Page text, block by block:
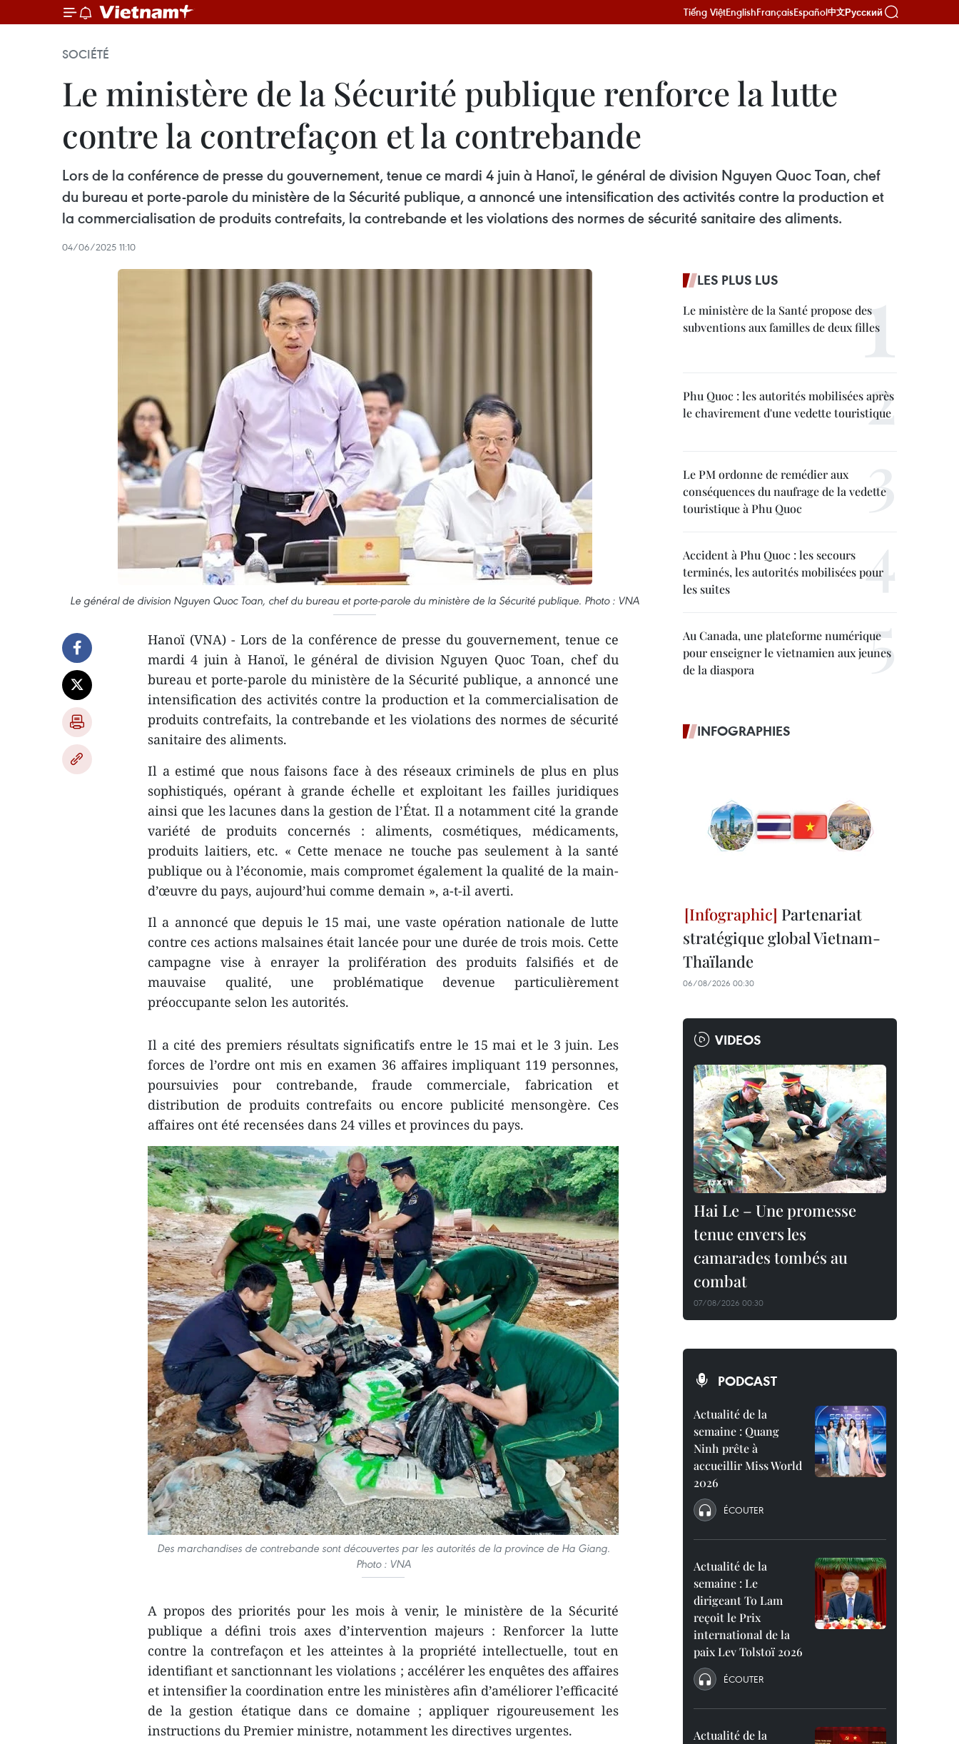
Tiếng ViệtEnglishFrançaisEspañol中文Русский
SOCIÉTÉ
Le ministère de la Sécurité publique renforce la lutte
contre la contrefaçon et la contrebande
Lors de la conférence de presse du gouvernement, tenue ce mardi 4 juin à Hanoï, le général de division Nguyen Quoc Toan, chef
du bureau et porte-parole du ministère de la Sécurité publique, a annoncé une intensification des activités contre la production et
la commercialisation de produits contrefaits, la contrebande et les violations des normes de sécurité sanitaire des aliments.
04/06/2025 11:10
Le général de division Nguyen Quoc Toan, chef du bureau et porte-parole du ministère de la Sécurité publique. Photo : VNA
Hanoï (VNA) - Lors de la conférence de presse du gouvernement, tenue ce
mardi 4 juin à Hanoï, le général de division Nguyen Quoc Toan, chef du
bureau et porte-parole du ministère de la Sécurité publique, a annoncé une
intensification des activités contre la production et la commercialisation de
produits contrefaits, la contrebande et les violations des normes de sécurité
sanitaire des aliments.
Il a estimé que nous faisons face à des réseaux criminels de plus en plus
sophistiqués, opérant à grande échelle et exploitant les failles juridiques
ainsi que les lacunes dans la gestion de l’État. Il a notamment cité la grande
variété de produits concernés : aliments, cosmétiques, médicaments,
produits laitiers, etc. « Cette menace ne touche pas seulement à la santé
publique ou à l’économie, mais compromet également la qualité de la main-
d’œuvre du pays, aujourd’hui comme demain », a-t-il averti.
Il a annoncé que depuis le 15 mai, une vaste opération nationale de lutte
contre ces actions malsaines était lancée pour une durée de trois mois. Cette
campagne vise à enrayer la prolifération des produits falsifiés et de
mauvaise qualité, une problématique devenue particulièrement
préoccupante selon les autorités.
Il a cité des premiers résultats significatifs entre le 15 mai et le 3 juin. Les
forces de l’ordre ont mis en examen 36 affaires impliquant 119 personnes,
poursuivies pour contrebande, fraude commerciale, fabrication et
distribution de produits contrefaits ou encore publicité mensongère. Ces
affaires ont été recensées dans 24 villes et provinces du pays.
Des marchandises de contrebande sont découvertes par les autorités de la province de Ha Giang.
Photo : VNA
A propos des priorités pour les mois à venir, le ministère de la Sécurité
publique a défini trois axes d’intervention majeurs : Renforcer la lutte
contre la contrefaçon et les atteintes à la propriété intellectuelle, tout en
identifiant et sanctionnant les violations ; accélérer les enquêtes des affaires
et intensifier la coordination entre les ministères afin d’améliorer l’efficacité
de la gestion étatique dans ce domaine ; appliquer rigoureusement les
instructions du Premier ministre, notamment les directives urgentes.
LES PLUS LUS
Le ministère de la Santé propose des
subventions aux familles de deux filles
Phu Quoc : les autorités mobilisées après
le chavirement d'une vedette touristique
Le PM ordonne de remédier aux
conséquences du naufrage de la vedette
touristique à Phu Quoc
Accident à Phu Quoc : les secours
terminés, les autorités mobilisées pour
les suites
Au Canada, une plateforme numérique
pour enseigner le vietnamien aux jeunes
de la diaspora
INFOGRAPHIES
Partenariat
stratégique global Vietnam-
Thaïlande
06/08/2026 00:30
VIDEOS
Hai Le – Une promesse
tenue envers les
camarades tombés au
combat
07/08/2026 00:30
PODCAST
Actualité de la
semaine : Quang
Ninh prête à
accueillir Miss World
2026
ÉCOUTER
Actualité de la
semaine : Le
dirigeant To Lam
reçoit le Prix
international de la
paix Lev Tolstoï 2026
ÉCOUTER
Actualité de la